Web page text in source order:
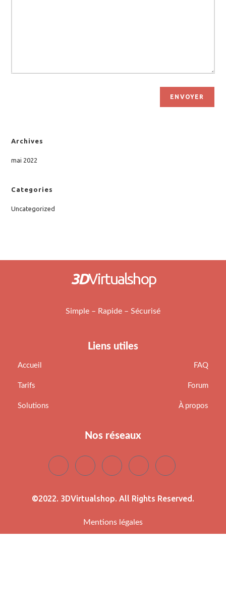
ENVOYER
Archives
mai 2022
Categories
Uncategorized
3DVirtualshop
Simple – Rapide – Sécurisé
Liens utiles
Accueil
Tarifs
Solutions
FAQ
Forum
À propos
Nos réseaux
©2022. 3DVirtualshop. All Rights Reserved.
Mentions légales